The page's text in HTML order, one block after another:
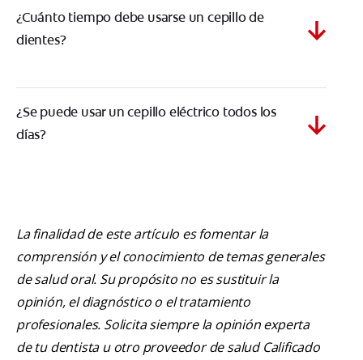
¿Cuánto tiempo debe usarse un cepillo de
dientes?
¿Se puede usar un cepillo eléctrico todos los
días?
La finalidad de este artículo es fomentar la
comprensión y el conocimiento de temas generales
de salud oral. Su propósito no es sustituir la
opinión, el diagnóstico o el tratamiento
profesionales. Solicita siempre la opinión experta
de tu dentista u otro proveedor de salud Calificado